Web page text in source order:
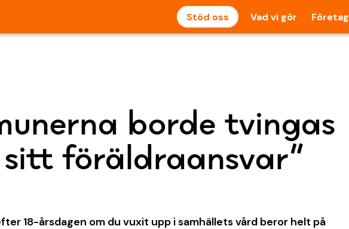
Stöd oss Vad vi gör Företag
borde tvingas
föräldraansvar”
18-årsdagen om du vuxit upp i samhällets vård beror helt på